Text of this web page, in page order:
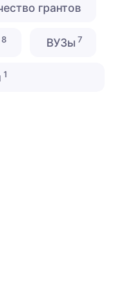
грантов
8 ВУЗы7
1